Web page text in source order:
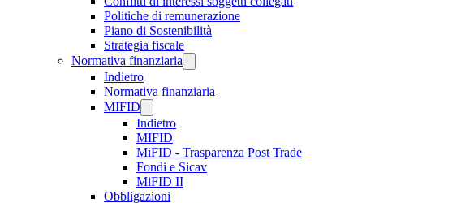
Politiche di remunerazione
Piano di Sostenibilità
Strategia fiscale
Normativa finanziaria
Indietro
Normativa finanziaria
MIFID
Indietro
MIFID
MiFID - Trasparenza Post Trade
Fondi e Sicav
MiFID II
Obbligazioni